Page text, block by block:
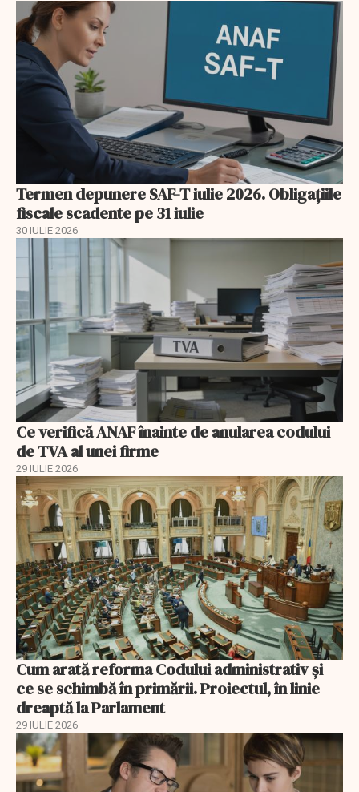
Termen depunere SAF-T iulie 2026. Obligațiile
fiscale scadente pe 31 iulie
30 IULIE 2026
Ce verifică ANAF înainte de anularea codului
de TVA al unei firme
29 IULIE 2026
Cum arată reforma Codului administrativ și
ce se schimbă în primării. Proiectul, în linie
dreaptă la Parlament
29 IULIE 2026